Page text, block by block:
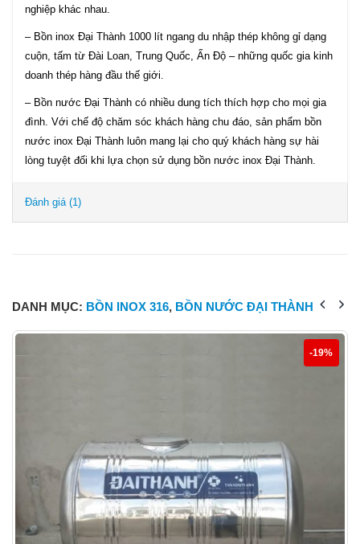
nghiệp khác nhau.
– Bồn inox Đại Thành 1000 lít ngang du nhập thép không gỉ dạng
cuộn, tấm từ Đài Loan, Trung Quốc, Ấn Độ – những quốc gia kinh
doanh thép hàng đầu thế giới.
– Bồn nước Đại Thành có nhiều dung tích thích hợp cho mọi gia
đình. Với chế độ chăm sóc khách hàng chu đáo, sản phẩm bồn
nước inox Đại Thành luôn mang lại cho quý khách hàng sự hài
lòng tuyệt đối khi lựa chọn sử dụng bồn nước inox Đại Thành.
Đánh giá (1)
DANH MỤC: BỒN INOX 316, BỒN NƯỚC ĐẠI THÀNH
-19%